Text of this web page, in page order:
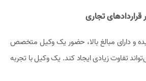
تجاری
و دارای مبالغ بالا، حضور یک وکیل متخصص
تفاوت زیادی ایجاد کند. یک وکیل با تجربه